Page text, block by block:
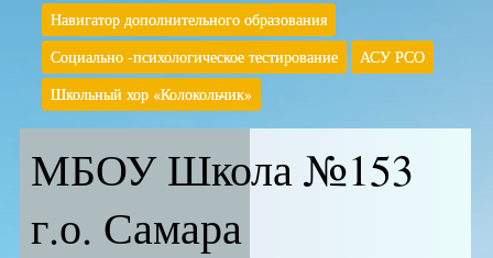
Навигатор дополнительного образования
Социально -психологическое тестирование
АСУ РСО
Школьный хор «Колокольчик»
МБОУ Школа №153
г.о. Самара